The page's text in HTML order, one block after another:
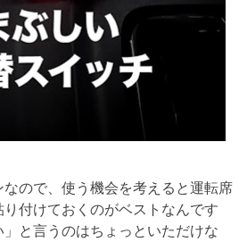
ので、使う機会を考えると運転席
付けておくのがベストなんです
と言うのはちょっといただけな